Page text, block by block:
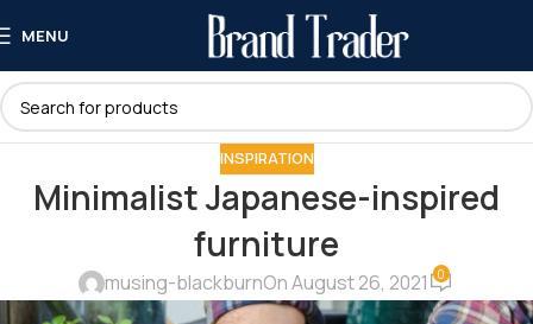
MENU
INSPIRATION
Minimalist Japanese-inspired
furniture
musing-blackburnOn August 26, 2021 0